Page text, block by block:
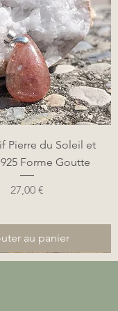
rapide
Pierre du Soleil et
Forme Goutte
Prix
27,00 €
au panier